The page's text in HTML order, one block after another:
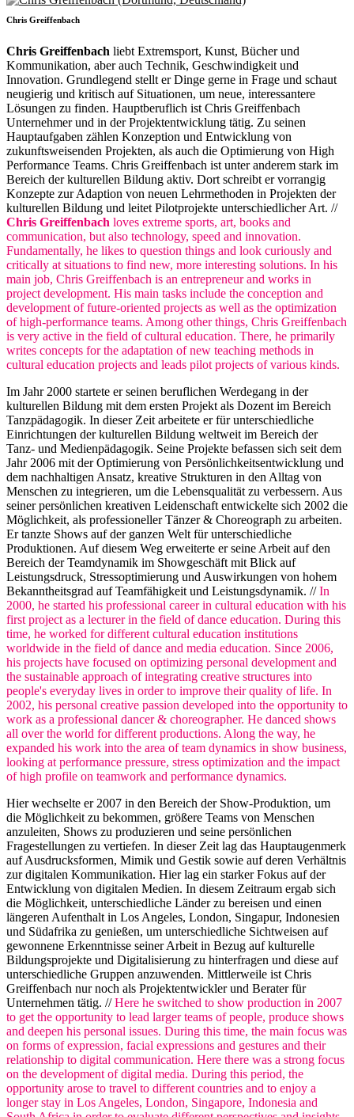
Chris Greiffenbach
Chris Greiffenbach liebt Extremsport, Kunst, Bücher und
Kommunikation, aber auch Technik, Geschwindigkeit und
Innovation. Grundlegend stellt er Dinge gerne in Frage und schaut
neugierig und kritisch auf Situationen, um neue, interessantere
Lösungen zu finden. Hauptberuflich ist Chris Greiffenbach
Unternehmer und in der Projektentwicklung tätig. Zu seinen
Hauptaufgaben zählen Konzeption und Entwicklung von
zukunftsweisenden Projekten, als auch die Optimierung von High
Performance Teams. Chris Greiffenbach ist unter anderem stark im
Bereich der kulturellen Bildung aktiv. Dort schreibt er vorrangig
Konzepte zur Adaption von neuen Lehrmethoden in Projekten der
kulturellen Bildung und leitet Pilotprojekte unterschiedlicher Art. //
Chris Greiffenbach loves extreme sports, art, books and
communication, but also technology, speed and innovation.
Fundamentally, he likes to question things and look curiously and
critically at situations to find new, more interesting solutions. In his
main job, Chris Greiffenbach is an entrepreneur and works in
project development. His main tasks include the conception and
development of future-oriented projects as well as the optimization
of high-performance teams. Among other things, Chris Greiffenbach
is very active in the field of cultural education. There, he primarily
writes concepts for the adaptation of new teaching methods in
cultural education projects and leads pilot projects of various kinds.
Im Jahr 2000 startete er seinen beruflichen Werdegang in der
kulturellen Bildung mit dem ersten Projekt als Dozent im Bereich
Tanzpädagogik. In dieser Zeit arbeitete er für unterschiedliche
Einrichtungen der kulturellen Bildung weltweit im Bereich der
Tanz- und Medienpädagogik. Seine Projekte befassen sich seit dem
Jahr 2006 mit der Optimierung von Persönlichkeitsentwicklung und
dem nachhaltigen Ansatz, kreative Strukturen in den Alltag von
Menschen zu integrieren, um die Lebensqualität zu verbessern. Aus
seiner persönlichen kreativen Leidenschaft entwickelte sich 2002 die
Möglichkeit, als professioneller Tänzer & Choreograph zu arbeiten.
Er tanzte Shows auf der ganzen Welt für unterschiedliche
Produktionen. Auf diesem Weg erweiterte er seine Arbeit auf den
Bereich der Teamdynamik im Showgeschäft mit Blick auf
Leistungsdruck, Stressoptimierung und Auswirkungen von hohem
Bekanntheitsgrad auf Teamfähigkeit und Leistungsdynamik. //In
2000, he started his professional career in cultural education with his
first project as a lecturer in the field of dance education. During this
time, he worked for different cultural education institutions
worldwide in the field of dance and media education. Since 2006,
his projects have focused on optimizing personal development and
the sustainable approach of integrating creative structures into
people's everyday lives in order to improve their quality of life. In
2002, his personal creative passion developed into the opportunity to
work as a professional dancer & choreographer. He danced shows
all over the world for different productions. Along the way, he
expanded his work into the area of team dynamics in show business,
looking at performance pressure, stress optimization and the impact
of high profile on teamwork and performance dynamics.
Hier wechselte er 2007 in den Bereich der Show-Produktion, um
die Möglichkeit zu bekommen, größere Teams von Menschen
anzuleiten, Shows zu produzieren und seine persönlichen
Fragestellungen zu vertiefen. In dieser Zeit lag das Hauptaugenmerk
auf Ausdrucksformen, Mimik und Gestik sowie auf deren Verhältnis
zur digitalen Kommunikation. Hier lag ein starker Fokus auf der
Entwicklung von digitalen Medien. In diesem Zeitraum ergab sich
die Möglichkeit, unterschiedliche Länder zu bereisen und einen
längeren Aufenthalt in Los Angeles, London, Singapur, Indonesien
und Südafrika zu genießen, um unterschiedliche Sichtweisen auf
gewonnene Erkenntnisse seiner Arbeit in Bezug auf kulturelle
Bildungsprojekte und Digitalisierung zu hinterfragen und diese auf
unterschiedliche Gruppen anzuwenden. Mittlerweile ist Chris
Greiffenbach nur noch als Projektentwickler und Berater für
Unternehmen tätig. //Here he switched to show production in 2007
to get the opportunity to lead larger teams of people, produce shows
and deepen his personal issues. During this time, the main focus was
on forms of expression, facial expressions and gestures and their
relationship to digital communication. Here there was a strong focus
on the development of digital media. During this period, the
opportunity arose to travel to different countries and to enjoy a
longer stay in Los Angeles, London, Singapore, Indonesia and